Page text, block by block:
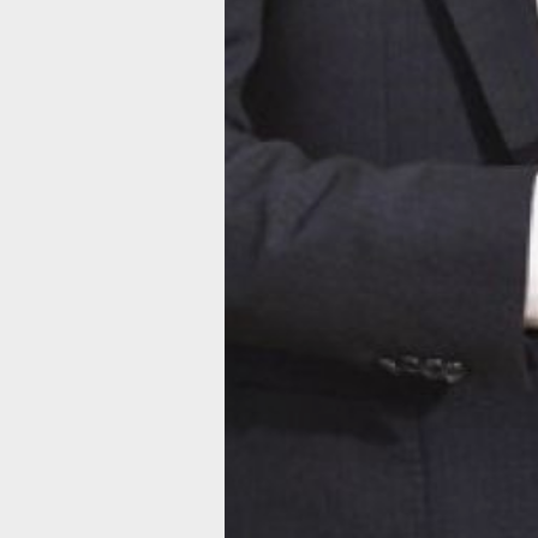
Напомним, что выборы в
В них принимают участие партии​
«Зеленая альтернатива»,
«Родина»,​ «Российская партия​
«Российская партия свободы и
партия «Зеленые», «Партия Роста»,
«Яблоко»
Методология: Телефонный опрос
выборка 1600 респондентов (сбор
2021) Региональные опросы –
регионе (сбор данных 1-6 сентября
Прочитать результаты
https://wciom.ru/presentation/
https://www.1tv.ru/news/2021-09-08/
https://www.interfax.ru/russia/789149
Как